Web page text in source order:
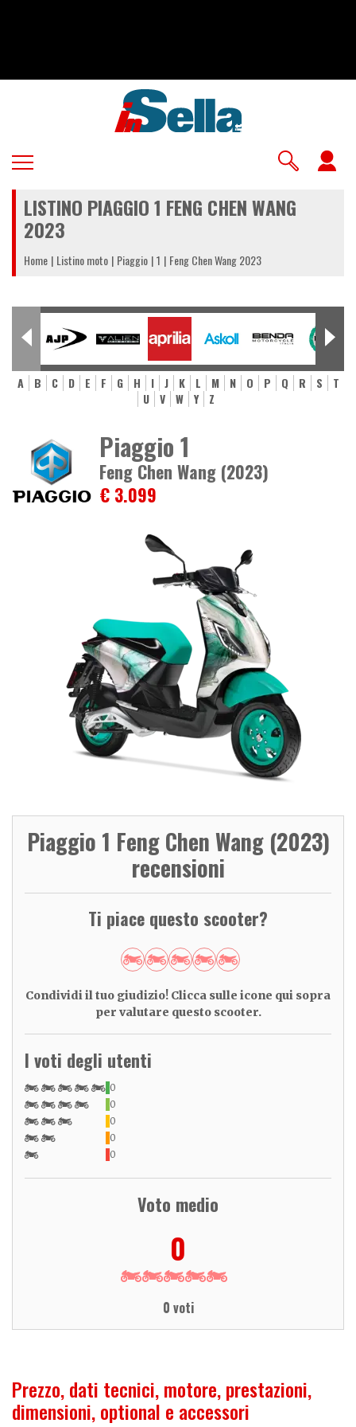
LISTINO PIAGGIO 1 FENG CHEN WANG
2023
Home Listino moto Piaggio 1 Feng Chen Wang 2023
A B C D E F G H I J K L M N O P Q R S
T
U
V W Y Z
Piaggio 1
Feng Chen Wang (2023)
€ 3.099
Piaggio 1 Feng Chen Wang (2023)
recensioni
Ti piace questo scooter?
Condividi il tuo giudizio! Clicca sulle icone qui sopra
per valutare questo scooter.
I voti degli utenti
0
0
0
0
0
Voto medio
0
0 voti
Prezzo, dati tecnici, motore, prestazioni,
dimensioni, optional e accessori